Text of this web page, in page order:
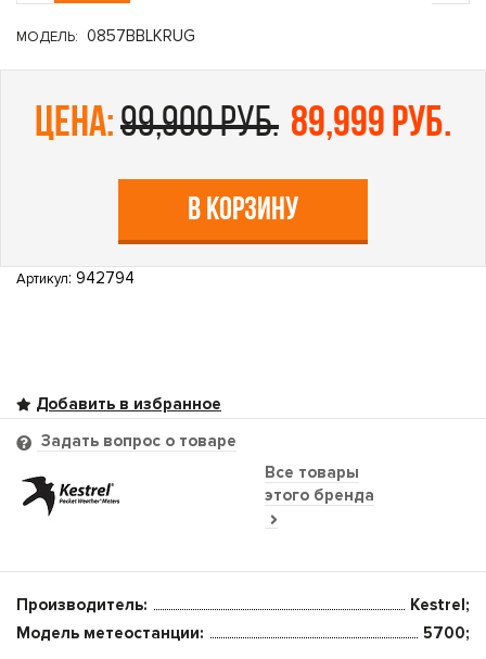
МОДЕЛЬ: 0857BBLKRUG
цена:99,900 руб. 89,999 руб.
В КОРЗИНУ
Артикул: 942794
Все товары
этого бренда
Задать вопрос о товаре
Производитель:
Kestrel;
Модель метеостанции:
5700;